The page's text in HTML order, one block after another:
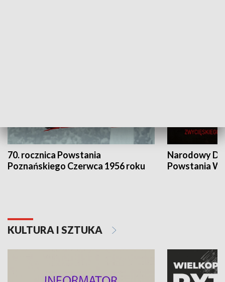
70. rocznica Powstania
Poznańskiego Czerwca 1956 roku
Narodowy
Powstania
KULTURA I SZTUKA